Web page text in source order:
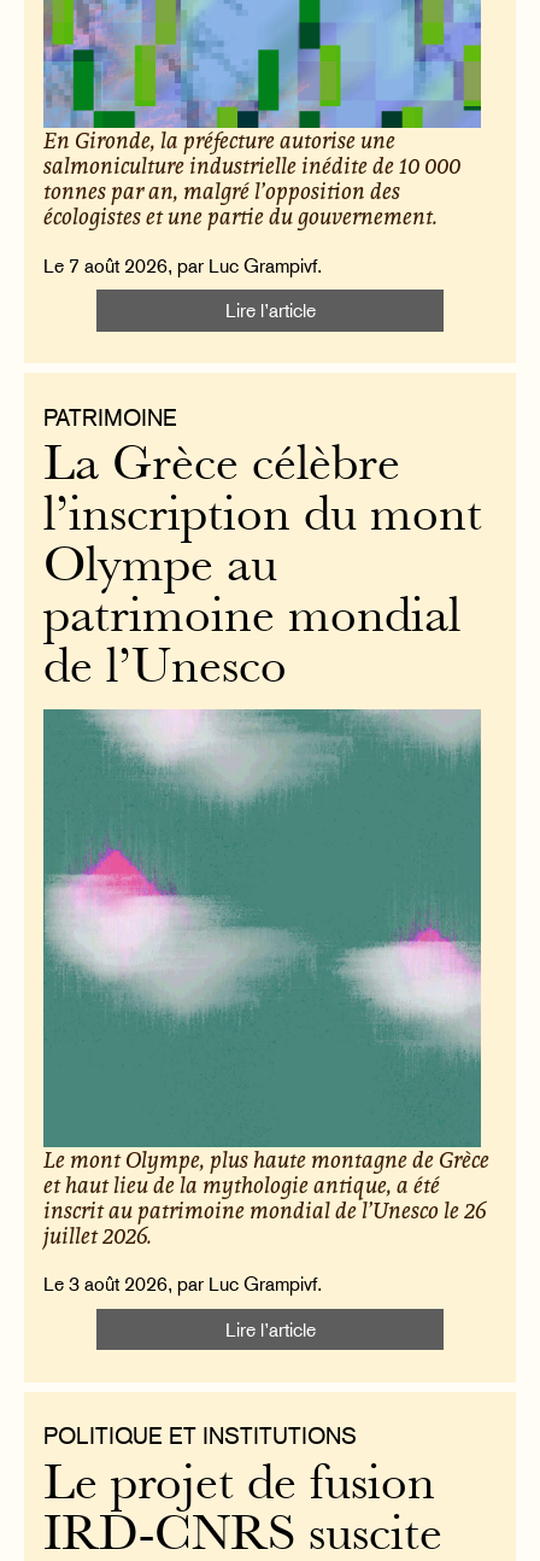
En Gironde, la préfecture autorise une
salmoniculture industrielle inédite de 10 000
tonnes par an, malgré l’opposition des
écologistes et une partie du gouvernement.
Le 7 août 2026, par Luc Grampivf.
Lire l’article
PATRIMOINE
La Grèce célèbre
l’inscription du mont
Olympe au
patrimoine mondial
de l’Unesco
Le mont Olympe, plus haute montagne de Grèce
et haut lieu de la mythologie antique, a été
inscrit au patrimoine mondial de l’Unesco le 26
juillet 2026.
Le 3 août 2026, par Luc Grampivf.
Lire l’article
POLITIQUE ET INSTITUTIONS
Le projet de fusion
IRD-CNRS suscite